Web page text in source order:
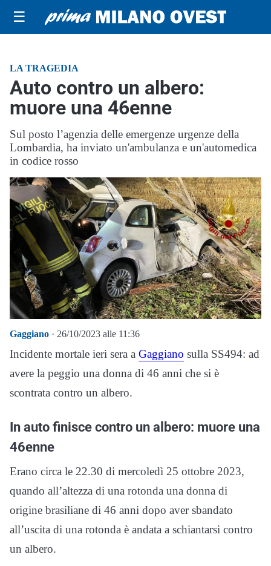
☰
LA TRAGEDIA
Auto contro un albero:
muore una 46enne
Sul posto l’agenzia delle emergenze urgenze della
Lombardia, ha inviato un'ambulanza e un'automedica
in codice rosso
Gaggiano · 26/10/2023 alle 11:36
Incidente mortale ieri sera a Gaggiano sulla SS494: ad
avere la peggio una donna di 46 anni che si è
scontrata contro un albero.
In auto finisce contro un albero: muore una
46enne
Erano circa le 22.30 di mercoledì 25 ottobre 2023,
quando all’altezza di una rotonda una donna di
origine brasiliane di 46 anni dopo aver sbandato
all’uscita di una rotonda è andata a schiantarsi contro
un albero.